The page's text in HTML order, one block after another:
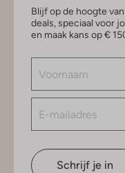
Blijf op de hoogte
deals, speciaal voor
en maak kans op €
Schrijf je in